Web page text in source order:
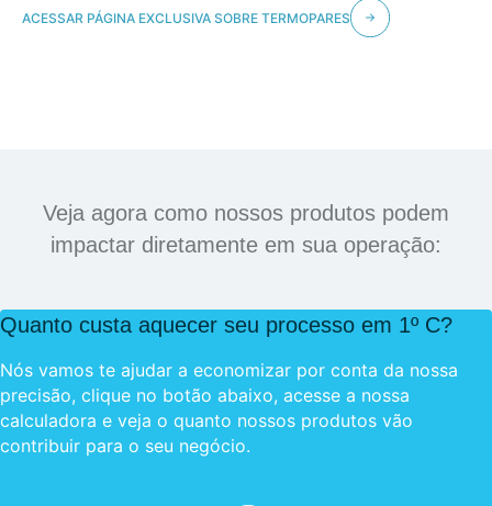
ACESSAR PÁGINA EXCLUSIVA SOBRE TERMOPARES
Veja agora como nossos produtos podem
impactar diretamente em sua operação:
Quanto custa aquecer seu processo em 1º C?
Nós vamos te ajudar a economizar por conta da nossa
precisão, clique no botão abaixo, acesse a nossa
calculadora e veja o quanto nossos produtos vão
contribuir para o seu negócio.